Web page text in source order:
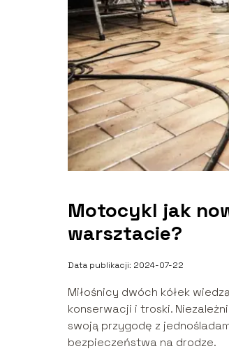
Motocykl jak
warsztacie?
Data publikacji: 2024-07-22
Miłośnicy dwóch kółek
konserwacji i troski.
swoją przygodę z
bezpieczeństwa na drodze.